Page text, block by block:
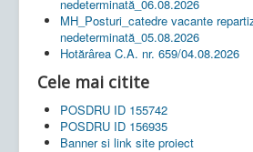
nedeterminată_06.08.2026
MH_Posturi_catedre vacante
nedeterminată_05.08.2026
Hotărârea C.A. nr. 659/04.08.2026
Cele mai citite
POSDRU ID 155742
POSDRU ID 156935
Banner si link site proiect